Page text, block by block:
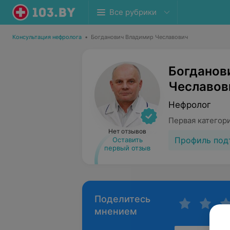
Все рубрики
Консультация нефролога • Богданович Владимир Чеславович
Нет отзывов
Оставить
первый отзыв
Нефролог
Первая
Профиль
Поделитесь
мнением